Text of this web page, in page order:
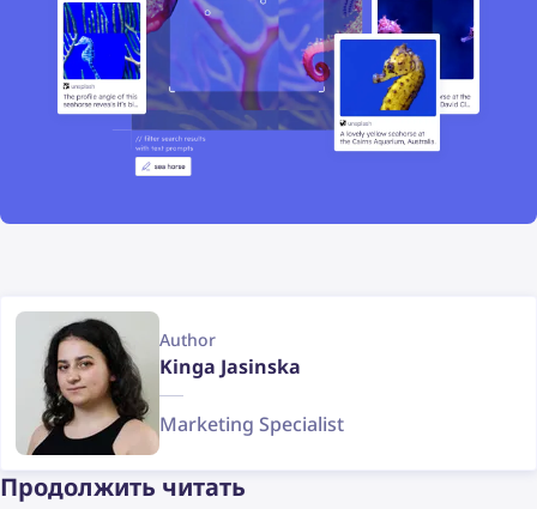
Author
Kinga Jasinska
Marketing Specialist
Продолжить читать